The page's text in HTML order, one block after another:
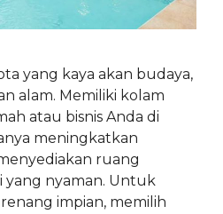
yang kaya akan budaya,
alam. Memiliki kolam
atau bisnis Anda di
meningkatkan
ruang
yang nyaman. Untuk
impian, memilih